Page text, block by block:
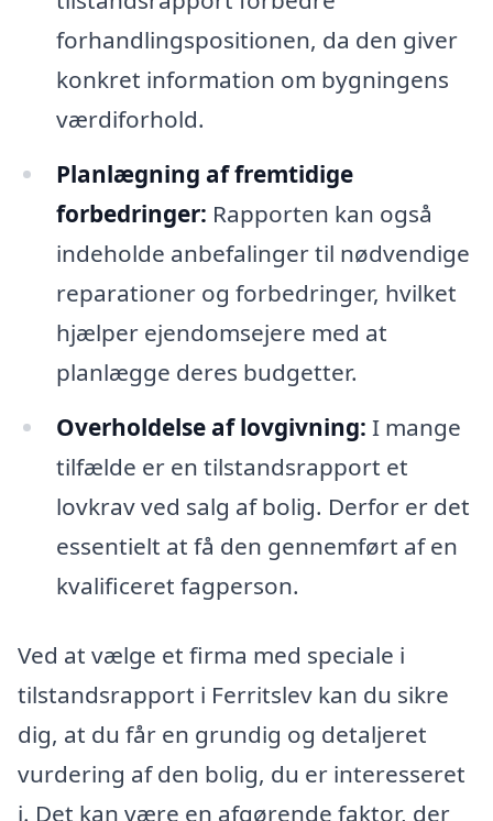
forhandlingspositionen, da den giver
konkret information om bygningens
værdiforhold.
Planlægning af fremtidige
forbedringer: Rapporten kan også
indeholde anbefalinger til nødvendige
reparationer og forbedringer, hvilket
hjælper ejendomsejere med at
planlægge deres budgetter.
Overholdelse af lovgivning: I mange
tilfælde er en tilstandsrapport et
lovkrav ved salg af bolig. Derfor er det
essentielt at få den gennemført af en
kvalificeret fagperson.
Ved at vælge et firma med speciale i
tilstandsrapport i Ferritslev kan du sikre
dig, at du får en grundig og detaljeret
vurdering af den bolig, du er interesseret
i. Det kan være en afgørende faktor, der